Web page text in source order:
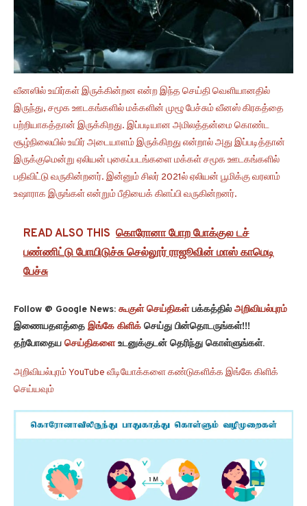
வீனஸில் உயிர்கள் இருக்கின்றன என்ற இந்த செய்தி வெளியானதில்
இருந்து, சமூக ஊடகங்களில் மக்களின் முழூ பேச்சும் வீனஸ் கிரகத்தை
பற்றியாகத்தான் இருக்கிறது. இப்படியான அமிலத்தன்மை கொண்ட
சூழ்நிலையில் உயிர் அடையாளம் இருக்கிறது என்றால் அது இப்படித்தான்
இருக்குமென்று ஏலியன் புகைப்படங்களை மக்கள் சமூக ஊடகங்களில்
பதிவிட்டு வருகின்றனர். இன்னும் சிலர் 2021ல் ஏலியன் பூமிக்கு வரலாம்
உஷாராக இருங்கள் என்றும் பீதியைக் கிளப்பி வருகின்றனர்.
READ ALSO THIS கொரோனா போற போக்குல டச்
பண்ணிட்டு போயிடுச்சு செல்லூர் ராஜூவின் மாஸ் காமெடி
பேச்சு
Follow @ Google News: கூகுள் செய்திகள்பக்கத்தில் அறிவியல்புரம்
இணையதளத்தை இங்கே கிளிக் செய்து பின்தொடருங்கள்!!!
தற்போதைய செய்திகளைஉடனுக்குடன் தெரிந்து கொள்ளுங்கள்.
அறிவியல்புரம் YouTube வீடியோக்களை கண்டுகளிக்க இங்கே கிளிக்
செய்யவும்